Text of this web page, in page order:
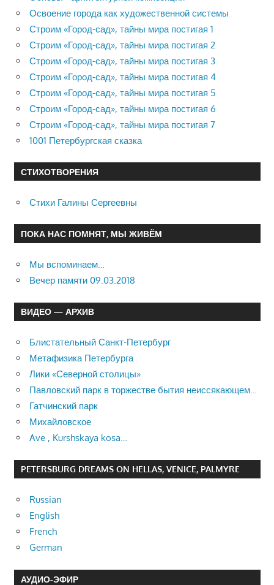
Освоение города как художественной системы
Строим «Город-сад», тайны мира постигая 1
Строим «Город-сад», тайны мира постигая 2
Строим «Город-сад», тайны мира постигая 3
Строим «Город-сад», тайны мира постигая 4
Строим «Город-сад», тайны мира постигая 5
Строим «Город-сад», тайны мира постигая 6
Строим «Город-сад», тайны мира постигая 7
1001 Петербургская сказка
СТИХОТВОРЕНИЯ
Стихи Галины Сергеевны
ПОКА НАС ПОМНЯТ, МЫ ЖИВЁМ
Мы вспоминаем…
Вечер памяти 09.03.2018
ВИДЕО — АРХИВ
Блистательный Санкт-Петербург
Метафизика Петербурга
Лики «Северной столицы»
Павловский парк в торжестве бытия неиссякающем…
Гатчинский парк
Михайловское
Ave , Kurshskaya kosa…
PETERSBURG DREAMS ON HELLAS, VENICE, PALMYRE
Russian
English
French
German
АУДИО-ЭФИР